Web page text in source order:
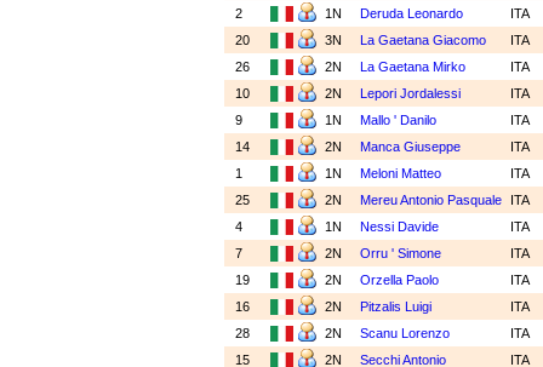
2
1N Deruda Leonardo
ITA
20
3N La Gaetana Giacomo
ITA
26
2N La Gaetana Mirko
ITA
10
2N Lepori Jordalessi
ITA
9
1N Mallo ' Danilo
ITA
14
2N Manca Giuseppe
ITA
1
1N Meloni Matteo
ITA
25
2N Mereu Antonio Pasquale
ITA
4
1N Nessi Davide
ITA
7
2N Orru ' Simone
ITA
19
2N Orzella Paolo
ITA
16
2N Pitzalis Luigi
ITA
28
2N Scanu Lorenzo
ITA
15
2N Secchi Antonio
ITA